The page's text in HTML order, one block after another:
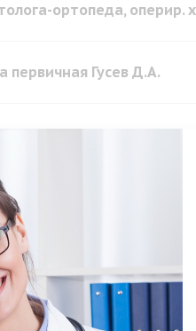
ортопеда, оперир.
первичная Гусев Д.А.
Гусев Д.А.
повторная